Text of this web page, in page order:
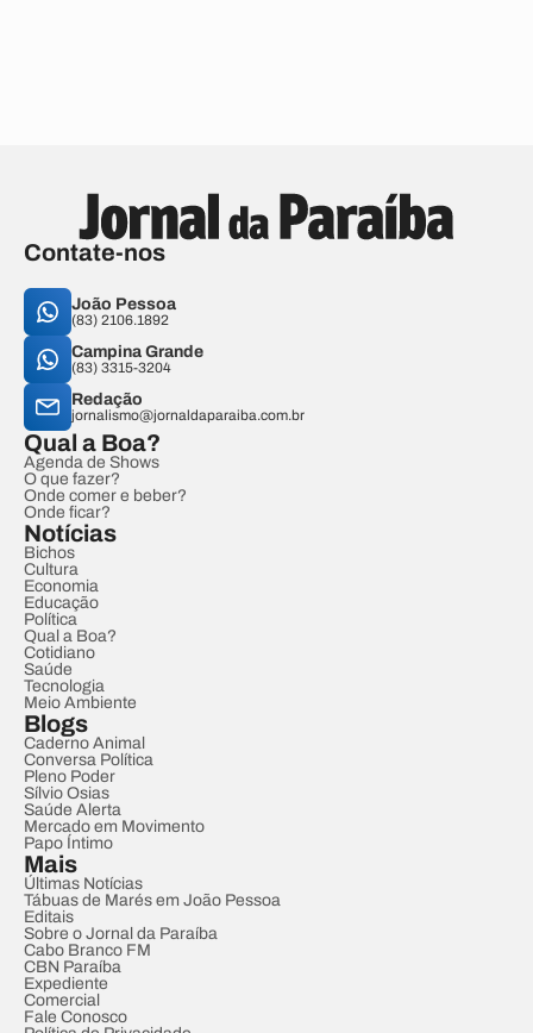
Contate-nos
João Pessoa
(83) 2106.1892
Campina Grande
(83) 3315-3204
Redação
jornalismo@jornaldaparaiba.com.br
Qual a Boa?
Agenda de Shows
O que fazer?
Onde comer e beber?
Onde ficar?
Notícias
Bichos
Cultura
Economia
Educação
Política
Qual a Boa?
Cotidiano
Saúde
Tecnologia
Meio Ambiente
Blogs
Caderno Animal
Conversa Política
Pleno Poder
Sílvio Osias
Saúde Alerta
Mercado em Movimento
Papo Íntimo
Mais
Últimas Notícias
Tábuas de Marés em João Pessoa
Editais
Sobre o Jornal da Paraíba
Cabo Branco FM
CBN Paraíba
Expediente
Comercial
Fale Conosco